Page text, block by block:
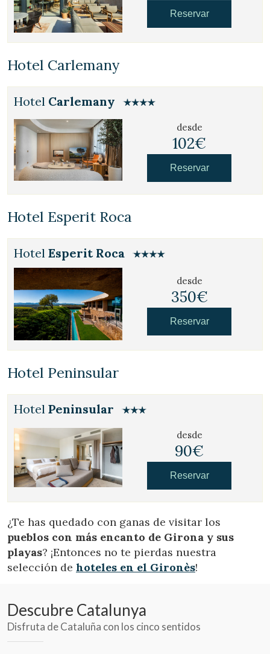
Reservar
Hotel Carlemany
Hotel Carlemany
desde
102€
Reservar
Hotel Esperit Roca
Hotel Esperit Roca
desde
350€
Reservar
Hotel Peninsular
Hotel Peninsular
desde
90€
Reservar
¿Te has quedado con ganas de visitar los
pueblos con más encanto de Girona y sus
playas? ¡Entonces no te pierdas nuestra
selección de hoteles en el Gironès!
Descubre Catalunya
Disfruta de Cataluña con los cinco sentidos